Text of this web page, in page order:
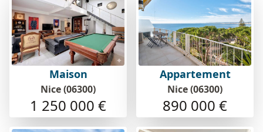
Maison
Nice (06300)
1 250 000 €
Appartement
Nice (06300)
890 000 €